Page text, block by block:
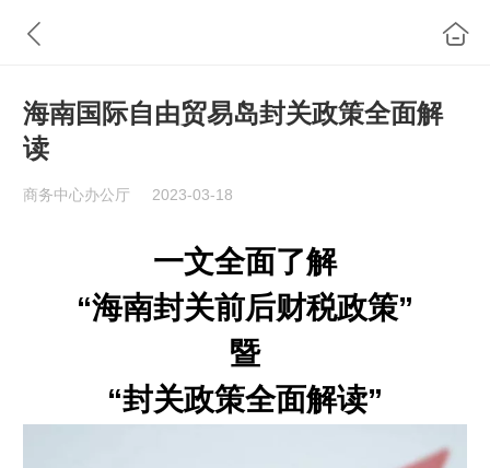
海南国际自由贸易岛封关政策全面解
读
商务中心办公厅 2023-03-18
一文全面了解
“海南封关前后财税政策”
暨
“封关政策全面解读”